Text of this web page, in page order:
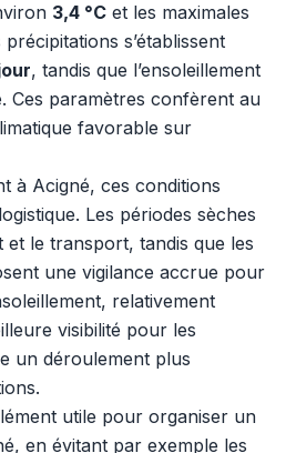
3,4 °C et les maximales
précipitations s’établissent
, tandis que l’ensoleillement
Ces paramètres confèrent au
favorable sur
à Acigné, ces conditions
Les périodes sèches
le transport, tandis que les
une vigilance accrue pour
relativement
visibilité pour les
un déroulement plus
utile pour organiser un
en évitant par exemple les